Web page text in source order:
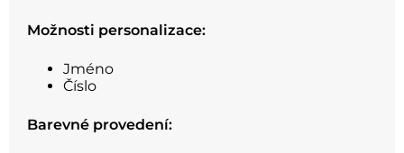
Možnosti personalizace:
Jméno
Číslo
Barevné provedení: